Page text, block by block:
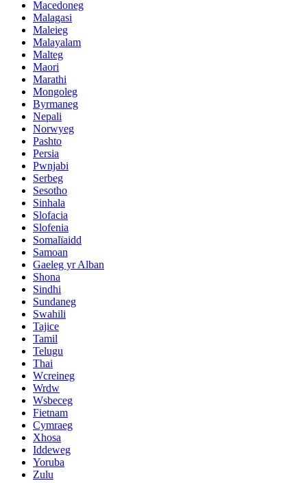
Macedoneg
Malagasi
Maleieg
Malayalam
Malteg
Maori
Marathi
Mongoleg
Byrmaneg
Nepali
Norwyeg
Pashto
Persia
Pwnjabi
Serbeg
Sesotho
Sinhala
Slofacia
Slofenia
Somalïaidd
Samoan
Gaeleg yr Alban
Shona
Sindhi
Sundaneg
Swahili
Tajice
Tamil
Telugu
Thai
Wcreineg
Wrdw
Wsbeceg
Fietnam
Cymraeg
Xhosa
Iddeweg
Yoruba
Zulu